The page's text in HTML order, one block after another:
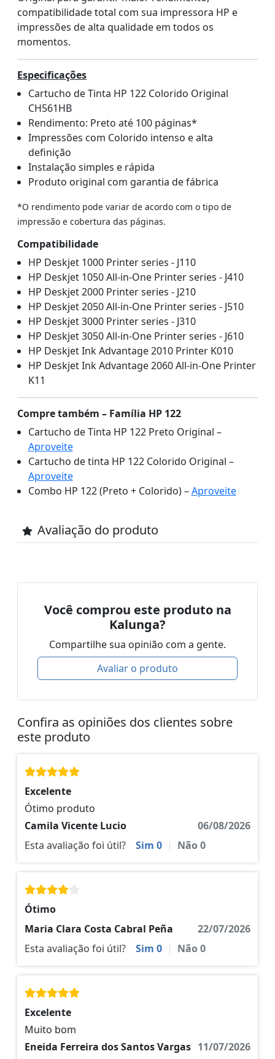
compatibilidade total com sua impressora HP e
impressões de alta qualidade em todos os
momentos.
Especificações
Cartucho de Tinta HP 122 Colorido Original
CH561HB
Rendimento: Preto até 100 páginas*
Impressões com Colorido intenso e alta
definição
Instalação simples e rápida
Produto original com garantia de fábrica
*O rendimento pode variar de acordo com o tipo de
impressão e cobertura das páginas.
Compatibilidade
HP Deskjet 1000 Printer series - J110
HP Deskjet 1050 All-in-One Printer series - J410
HP Deskjet 2000 Printer series - J210
HP Deskjet 2050 All-in-One Printer series - J510
HP Deskjet 3000 Printer series - J310
HP Deskjet 3050 All-in-One Printer series - J610
HP Deskjet Ink Advantage 2010 Printer K010
HP Deskjet Ink Advantage 2060 All-in-One Printer
K11
Compre também – Família HP 122
Cartucho de Tinta HP 122 Preto Original –
Aproveite
Cartucho de tinta HP 122 Colorido Original –
Aproveite
Combo HP 122 (Preto + Colorido) –Aproveite
Avaliação do produto
Você comprou este produto na
Kalunga?
Compartilhe sua opinião com a gente.
Avaliar o produto
Confira as opiniões dos clientes sobre
este produto
Excelente
Ótimo produto
Camila Vicente Lucio
06/08/2026
Esta avaliação foi útil?
Sim 0 | Não0
Ótimo
Maria Clara Costa Cabral Peña
22/07/2026
Esta avaliação foi útil?
Sim 0 | Não0
Excelente
Muito bom
Eneida Ferreira dos Santos Vargas 11/07/2026